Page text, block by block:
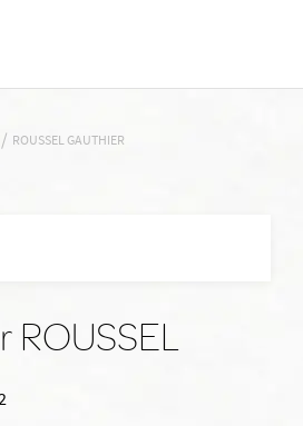
/ ROUSSEL GAUTHIER
ROUSSEL